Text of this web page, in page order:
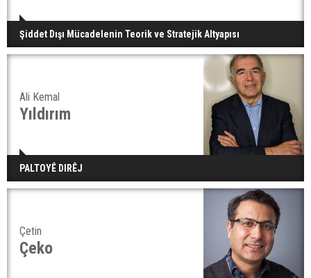
Şiddet Dışı Mücadelenin Teorik ve Stratejik Altyapısı
Ali Kemal
Yıldırım
PALTOYÊ DIRÊJ
Çetin
Çeko